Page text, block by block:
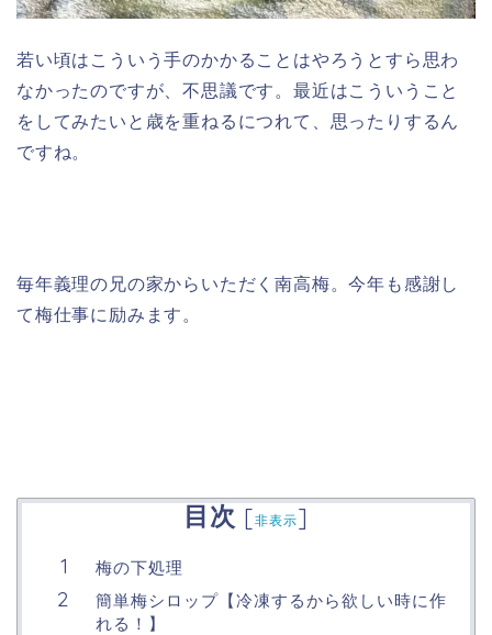
若い頃はこういう手のかかることはやろうとすら思わ
なかったのですが、不思議です。最近はこういうこと
をしてみたいと歳を重ねるにつれて、思ったりするん
ですね。
毎年義理の兄の家からいただく南高梅。今年も感謝し
て梅仕事に励みます。
目次 [非表示]
梅の下処理
簡単梅シロップ【冷凍するから欲しい時に作
れる！】